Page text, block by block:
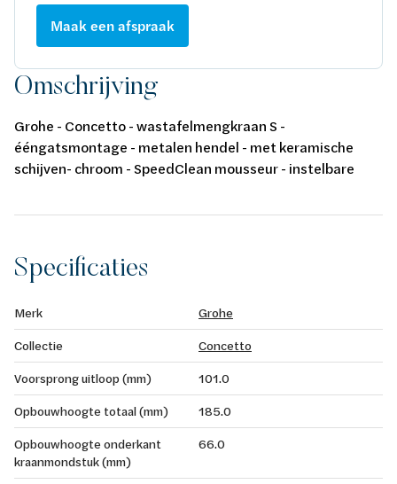
Maak een afspraak
Omschrijving
Grohe - Concetto - wastafelmengkraan S -
ééngatsmontage - metalen hendel - met keramische
schijven- chroom - SpeedClean mousseur - instelbare
temperatuurbegrenzer
Specificaties
Merk
Grohe
Collectie
Concetto
Voorsprong uitloop (mm)
101.0
Opbouwhoogte totaal (mm)
185.0
Opbouwhoogte onderkant
kraanmondstuk (mm)
66.0